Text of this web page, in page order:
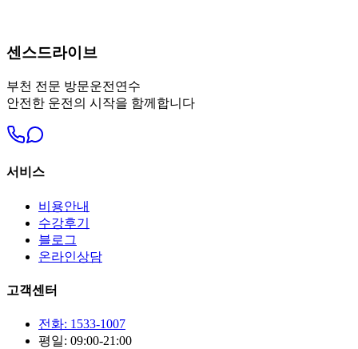
센스드라이브
부천 전문 방문운전연수
안전한 운전의 시작을 함께합니다
서비스
비용안내
수강후기
블로그
온라인상담
고객센터
전화: 1533-1007
평일: 09:00-21:00